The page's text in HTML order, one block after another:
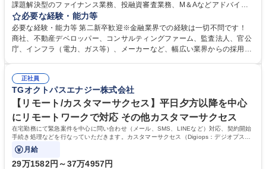
課題解決型のファイナンス業務、投融資審査業務、M＆Aなどアドバイザ
リー業務、地域戦略企画業務など、多様な業務に精通し、複数の専門性を
掛け合わせて広く社会に貢献していく職種です。 入社後は、横断的なロー
テーションを経て適性や専門性に応じたキャリアを形成していただきま
す。総合職として入社いただき、下記いずれかの部門でご活躍いただきま
ート・ナレッジ業務 ※それぞれの業務内容に関しては、別途その他労働条
件備考欄に記載 募集職種 【総合職/ポテンシャル採用(第2新卒)】投融資一
体型のソリューション提案
必要な経験・能力等
必要な経験・能力等 第二新卒歓迎※金融業界での経験は一切不問です！
商社、不動産デベロッパー、コンサルティングファーム、監査法人、官公
庁、インフラ（電力、ガス等）、メーカーなど、幅広い業界からの採用実
く高い志を併せもった人材を求めています。ポテンシャル採用（第2新
卒）では、金融業界での経験や知識を問いません。新たな時代を見据え
て、複雑化する社会課題の解決に向けて先鞭をつける役割を担いたい、と
いう気概をお持ちの方を心待ちにしています。 学歴・資格 学歴：大学院
大学 語学力： 資格：
正社員
TGオクトパスエナジー株式会社
【リモート/カスタマーサクセス】平日夕方以降を中心
にリモートワークで対応 その他カスタマーサクセス
在宅勤務にて緊急案件を中心に問い合わせ（メール、SMS、LINEなど）対応、契約開始
手続き処理などを行なっていただきます。カスタマーサクセス（Digiops：デジオプス）
と運用構築の業務となります。
月給
29万1582円～37万4957円